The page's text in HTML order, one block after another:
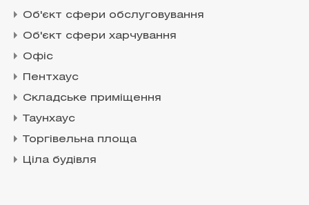
Об'єкт сфери обслуговування
Об'єкт сфери харчування
Офіс
Пентхаус
Складське приміщення
Таунхаус
Торгівельна площа
Ціла будівля